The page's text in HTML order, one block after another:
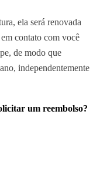
ela será renovada
contato com você
de modo que
independentemente
um reembolso?